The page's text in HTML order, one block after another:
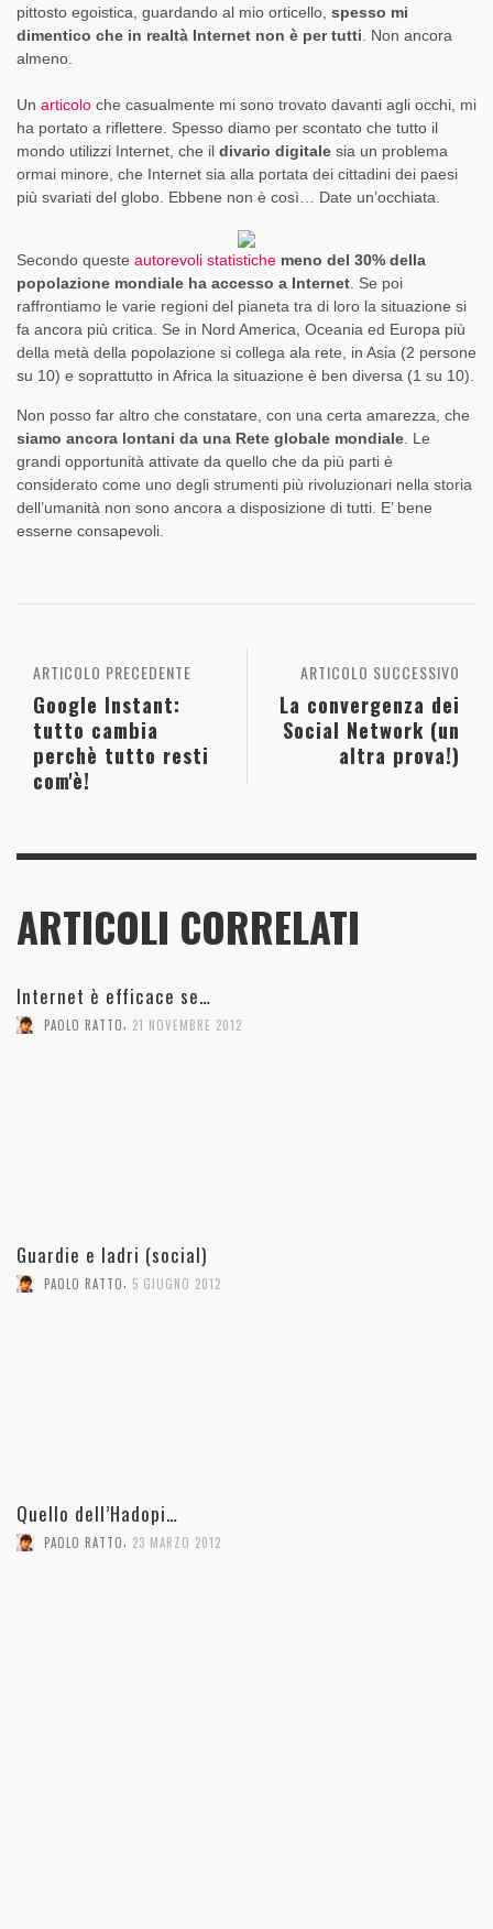
pittosto egoistica, guardando al mio orticello, spesso mi
dimentico che in realtà Internet non è per tutti. Non ancora
almeno.
Un articolo che casualmente mi sono trovato davanti agli occhi, mi
ha portato a riflettere. Spesso diamo per scontato che tutto il
mondo utilizzi Internet, che il divario digitale sia un problema
ormai minore, che Internet sia alla portata dei cittadini dei paesi
più svariati del globo. Ebbene non è così… Date un’occhiata.
Secondo queste autorevoli statistiche meno del 30% della
popolazione mondiale ha accesso a Internet. Se poi
raffrontiamo le varie regioni del pianeta tra di loro la situazione si
fa ancora più critica. Se in Nord America, Oceania ed Europa più
della metà della popolazione si collega ala rete, in Asia (2 persone
su 10) e soprattutto in Africa la situazione è ben diversa (1 su 10).
Non posso far altro che constatare, con una certa amarezza, che
siamo ancora lontani da una Rete globale mondiale. Le
grandi opportunità attivate da quello che da più parti è
considerato come uno degli strumenti più rivoluzionari nella storia
dell’umanità non sono ancora a disposizione di tutti. E’ bene
esserne consapevoli.
ARTICOLO SUCCESSIVO
La convergenza dei
Social Network (un
altra prova!)
ARTICOLO PRECEDENTE
Google Instant:
tutto cambia
perchè tutto resti
com'è!
ARTICOLI CORRELATI
Internet è efficace se…
PAOLO RATTO, 21 NOVEMBRE 2012
Guardie e ladri (social)
PAOLO RATTO, 5 GIUGNO 2012
Quello dell’Hadopi…
PAOLO RATTO 23 MARZO 2012